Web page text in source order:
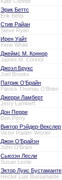
Эрик Беттс
Erik Betts
Стив Райан
Steve Ryan
Ирен Уайт
Irene White
Джеймс М. Коннор
James M. Connor
Джоэл Брукс
Joel Brooks
Патрик О’Брайн
Patrick Thomas O'Brien
Джерри Ламберт
Jerry Lambert
Дон Перри
Don Perry
Виктор Рэйдер-Векслер
Victor Raider-Wexler
Джон О’Брайэн
John O'Brien
Сьюзэн Лесли
Susan Leslie
Эктор Луис Бустаманте
Hector Luis Bustamante